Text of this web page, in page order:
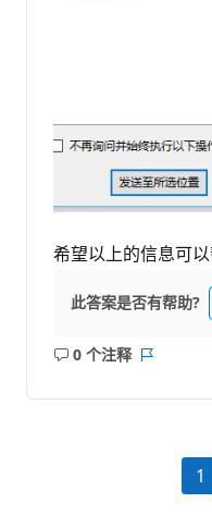
希望以上的信息可以
此答案是否有帮助?
0 个注释
无
1